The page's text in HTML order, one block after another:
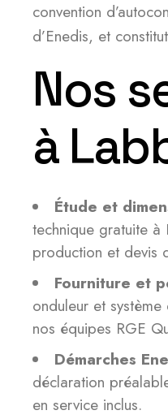
convention
d’Enedis, et
Nos
à
Étude et
technique gratuite
production et devis
Fourniture et
onduleur et
nos équipes RGE
Démarches
déclaration
en service inclus.